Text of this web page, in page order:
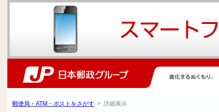
郵便局・ATM・ポストをさがす > 詳細表示